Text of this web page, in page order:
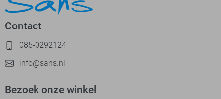
Contact
085-0292124
info@sans.nl
Bezoek onze winkel